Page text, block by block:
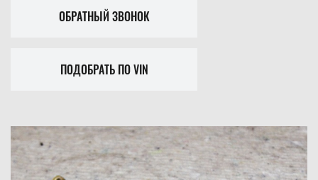
ОБРАТНЫЙ ЗВОНОК
ПОДОБРАТЬ ПО VIN